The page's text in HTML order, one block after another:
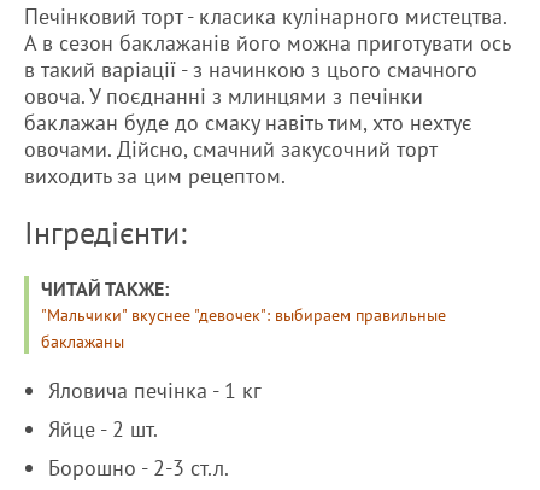
Печінковий торт - класика кулінарного мистецтва.
А в сезон баклажанів його можна приготувати ось
в такий варіації - з начинкою з цього смачного
овоча. У поєднанні з млинцями з печінки
баклажан буде до смаку навіть тим, хто нехтує
овочами. Дійсно, смачний закусочний торт
виходить за цим рецептом.
Інгредієнти:
ЧИТАЙ ТАКЖЕ:
"Мальчики" вкуснее "девочек": выбираем правильные
баклажаны
Яловича печінка - 1 кг
Яйце - 2 шт.
Борошно - 2-3 ст.л.